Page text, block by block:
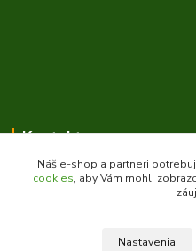
Kontakty
Náš e-shop a partneri
cookies, aby Vám mohli
Nastavenia